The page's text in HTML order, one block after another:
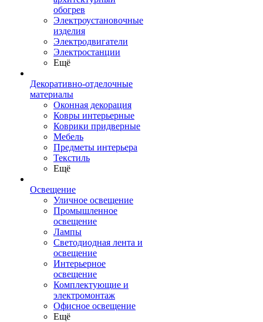
обогрев
Электроустановочные
изделия
Электродвигатели
Электростанции
Ещё
Декоративно-отделочные
материалы
Оконная декорация
Ковры интерьерные
Коврики придверные
Мебель
Предметы интерьера
Текстиль
Ещё
Освещение
Уличное освещение
Промышленное
освещение
Лампы
Светодиодная лента и
освещение
Интерьерное
освещение
Комплектующие и
электромонтаж
Офисное освещение
Ещё